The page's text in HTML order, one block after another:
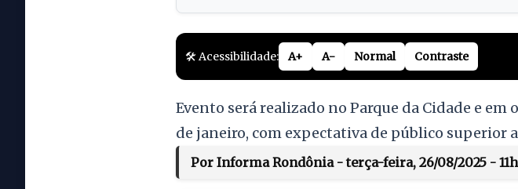
🛠️ Acessibilidade: A+ A- Normal Contraste
Evento será realizado no Parque da Cidade e
de janeiro, com expectativa de público superior
Por Informa Rondônia - terça-feira, 26/08/2025 -